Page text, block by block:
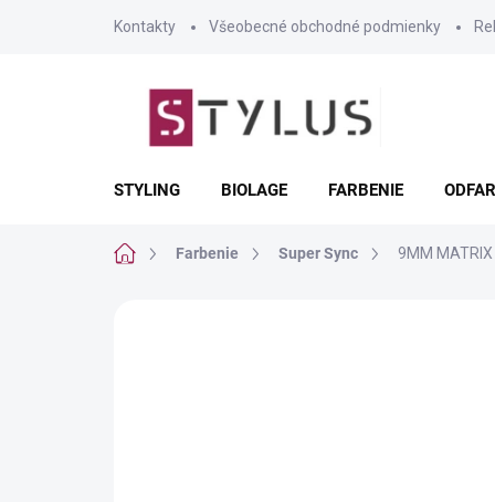
Kontakty Všeobecné obchodné podmienky
STYLING BIOLAGE FARBENIE
DomovFarbenie Super Sync 9MM